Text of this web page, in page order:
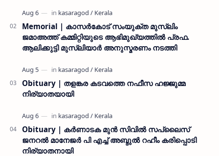
മകളാണ് ● വിവരമറിഞ്ഞ് ജനപ്ര…
Memorial | കാസർകോട് സംയുക്ത മുസ്ലിം
ജമാഅത്ത് കമ്മിറ്റിയുടെ ആഭിമുഖ്യത്തിൽ പ്രഫ.
ആലിക്കുട്ടി മുസ്ലിയാർ അനുസ്മരണം നടത്തി
Obituary | തളങ്കര കടവത്തെ നഫീസ ഹജ്ജുമ്മ
നിര്യാതയായി
Obituary | കർണാടക മുൻ സിവില്‍ സപ്ലൈസ്
ജനറൽ മാനേജർ പി എച്ച് അബ്ദുൽ റഹീം കരിപ്പൊടി
നിര്യാതനായി